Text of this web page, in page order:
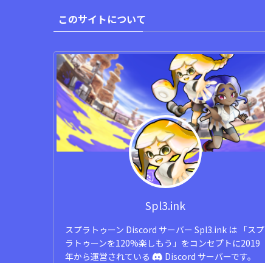
このサイトについて
Spl3.ink
スプラトゥーン Discord サーバー Spl3.ink は 「スプ
ラトゥーンを120%楽しもう」をコンセプトに2019
年から運営されている
Discord サーバーです。